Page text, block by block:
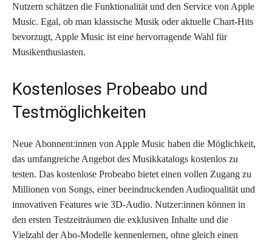
Nutzern schätzen die Funktionalität und den Service von Apple
Music. Egal, ob man klassische Musik oder aktuelle Chart-Hits
bevorzugt, Apple Music ist eine hervorragende Wahl für
Musikenthusiasten.
Kostenloses Probeabo und
Testmöglichkeiten
Neue Abonnent:innen von Apple Music haben die Möglichkeit,
das umfangreiche Angebot des Musikkatalogs kostenlos zu
testen. Das kostenlose Probeabo bietet einen vollen Zugang zu
Millionen von Songs, einer beeindruckenden Audioqualität und
innovativen Features wie 3D-Audio. Nutzer:innen können in
den ersten Testzeiträumen die exklusiven Inhalte und die
Vielzahl der Abo-Modelle kennenlernen, ohne gleich einen